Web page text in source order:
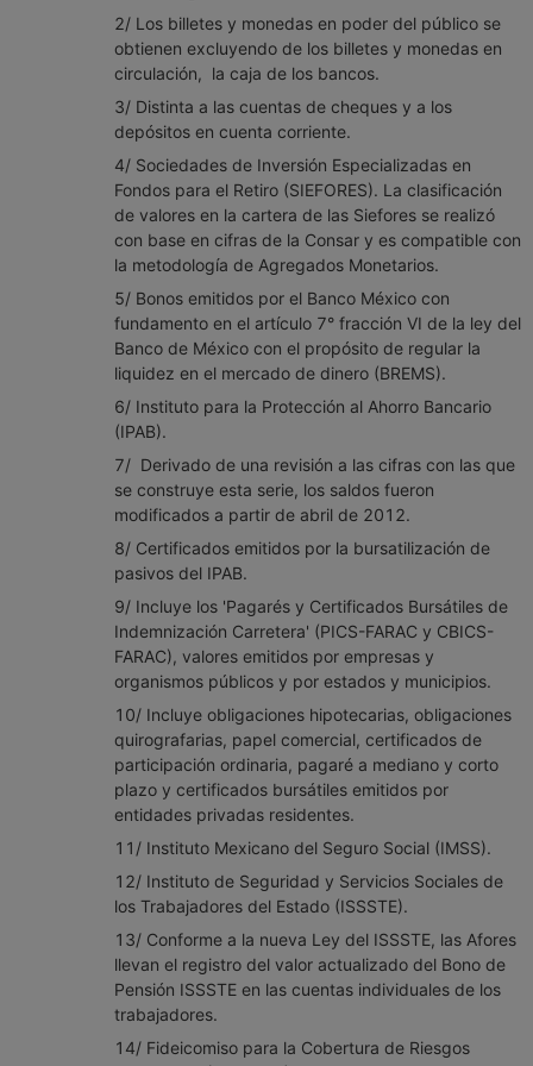
2/ Los billetes y monedas en poder del público se
obtienen excluyendo de los billetes y monedas en
circulación, la caja de los bancos.
3/ Distinta a las cuentas de cheques y a los
depósitos en cuenta corriente.
4/ Sociedades de Inversión Especializadas en
Fondos para el Retiro (SIEFORES). La clasificación
de valores en la cartera de las Siefores se realizó
con base en cifras de la Consar y es compatible con
la metodología de Agregados Monetarios.
5/ Bonos emitidos por el Banco México con
fundamento en el artículo 7° fracción VI de la ley del
Banco de México con el propósito de regular la
liquidez en el mercado de dinero (BREMS).
6/ Instituto para la Protección al Ahorro Bancario
(IPAB).
7/ Derivado de una revisión a las cifras con las que
se construye esta serie, los saldos fueron
modificados a partir de abril de 2012.
8/ Certificados emitidos por la bursatilización de
pasivos del IPAB.
9/ Incluye los 'Pagarés y Certificados Bursátiles de
Indemnización Carretera' (PICS-FARAC y CBICS-
FARAC), valores emitidos por empresas y
organismos públicos y por estados y municipios.
10/ Incluye obligaciones hipotecarias, obligaciones
quirografarias, papel comercial, certificados de
participación ordinaria, pagaré a mediano y corto
plazo y certificados bursátiles emitidos por
entidades privadas residentes.
11/ Instituto Mexicano del Seguro Social (IMSS).
12/ Instituto de Seguridad y Servicios Sociales de
los Trabajadores del Estado (ISSSTE).
13/ Conforme a la nueva Ley del ISSSTE, las Afores
llevan el registro del valor actualizado del Bono de
Pensión ISSSTE en las cuentas individuales de los
trabajadores.
14/ Fideicomiso para la Cobertura de Riesgos